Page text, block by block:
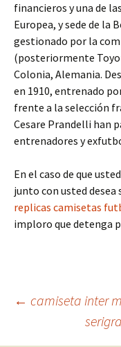
financieros y una de
Europea, y sede de la
gestionado por la
(posteriormente
Colonia, Alemania.
en 1910, entrenado
frente a la selección
Cesare Prandelli han
entrenadores y
En el caso de que
junto con usted
replicas camisetas
imploro que detenga
← camiseta inter